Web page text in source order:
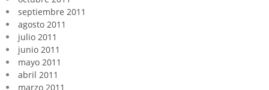
septiembre 2011
agosto 2011
julio 2011
junio 2011
mayo 2011
abril 2011
marzo 2011